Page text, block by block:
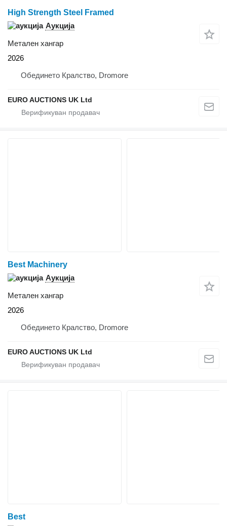
High Strength Steel Framed
Аукција
Метален хангар
2026
Обединето Кралство, Dromore
EURO AUCTIONS UK Ltd
Best Machinery
Аукција
Метален хангар
2026
Обединето Кралство, Dromore
EURO AUCTIONS UK Ltd
Best